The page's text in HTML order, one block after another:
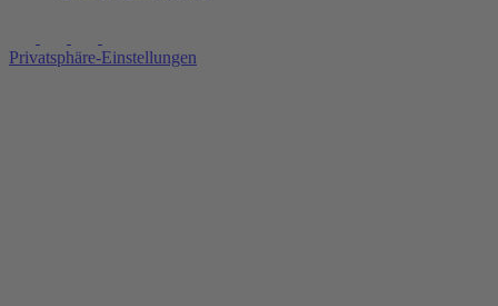
Privatsphäre-Einstellungen